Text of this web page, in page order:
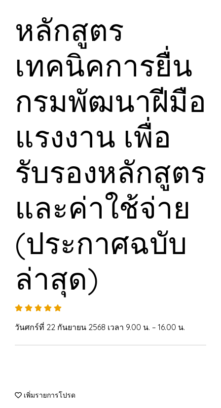
หลักสูตร
เทคนิคการยื่น
กรมพัฒนาฝีมือ
แรงงาน เพื่อ
รับรองหลักสูตร
และค่าใช้จ่าย
(ประกาศฉบับ
ล่าสุด)
วันศกร์ที่ 22 กันยายน 2568 เวลา 9.00 น. – 16.00 น.
เพิ่มรายการโปรด